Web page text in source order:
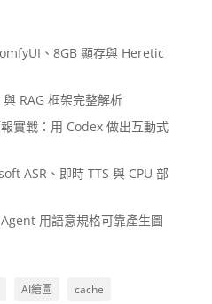
、8GB 顯存與 Heretic
RAG 框架完整解析
實戰：用 Codex 做出互動式
ASR、即時 TTS 與 CPU 部
用語意規格可靠產生圖
AI繪圖
cache